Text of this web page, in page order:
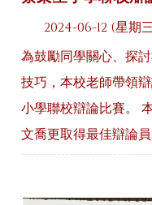
2024-06-12 (星期
為鼓勵同學關心、探
技巧，本校老師帶領
小學聯校辯論比賽。
文喬更取得最佳辯論員